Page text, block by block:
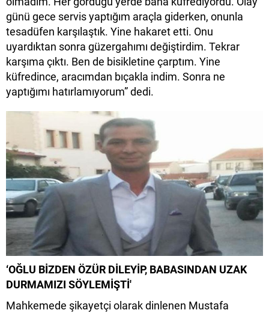
günü gece servis yaptığım araçla giderken, onunla
tesadüfen karşılaştık. Yine hakaret etti. Onu
uyardıktan sonra güzergahımı değiştirdim. Tekrar
karşıma çıktı. Ben de bisikletine çarptım. Yine
küfredince, aracımdan bıçakla indim. Sonra ne
yaptığımı hatırlamıyorum” dedi.
‘OĞLU BİZDEN ÖZÜR DİLEYİP, BABASINDAN UZAK
DURMAMIZI SÖYLEMİŞTİ'
Mahkemede şikayetçi olarak dinlenen Mustafa